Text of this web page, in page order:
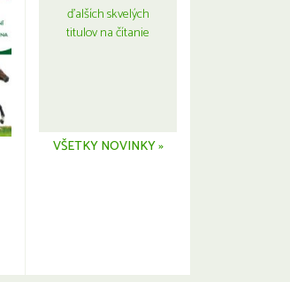
ďalších skvelých
titulov na čítanie
VŠETKY NOVINKY »